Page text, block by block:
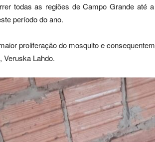
todas as regiões de Campo Grande até
período do ano.
proliferação do mosquito e
Veruska Lahdo.